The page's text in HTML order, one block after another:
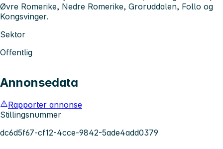
Øvre Romerike, Nedre Romerike, Groruddalen, Follo og
Kongsvinger.
Sektor
Offentlig
Annonsedata
Rapporter annonse
Stillingsnummer
dc6d5f67-cf12-4cce-9842-5ade4add0379